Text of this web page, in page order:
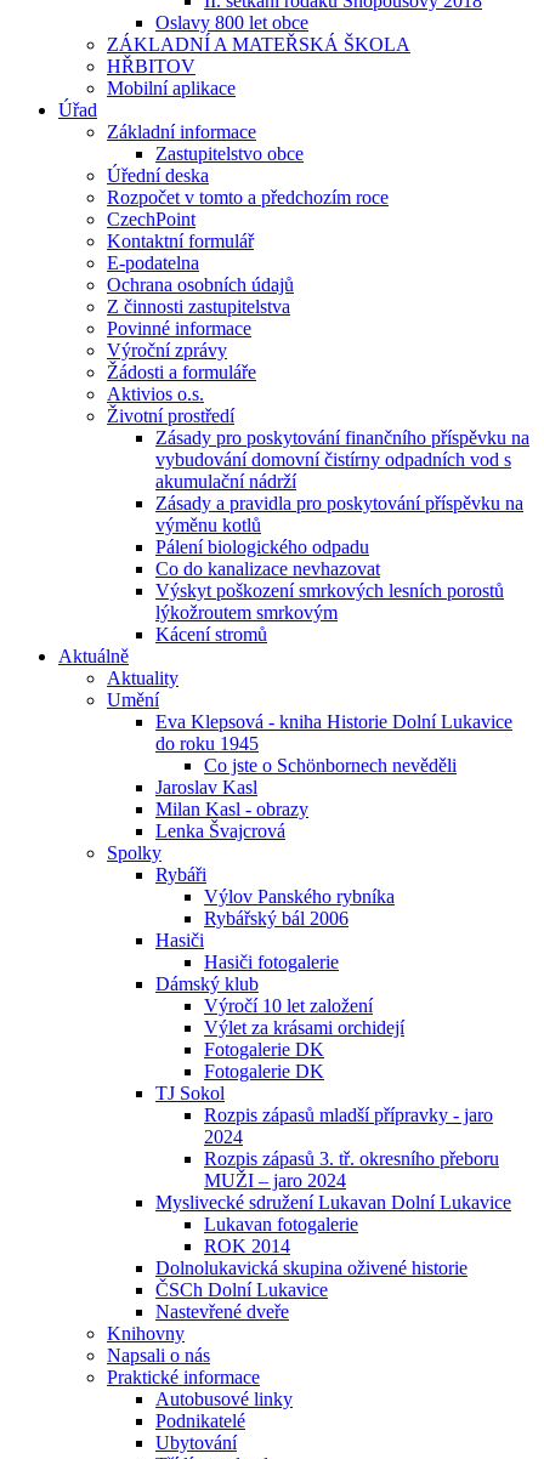
Oslavy 800 let obce
ZÁKLADNÍ A MATEŘSKÁ ŠKOLA
HŘBITOV
Mobilní aplikace
Úřad
Základní informace
Zastupitelstvo obce
Úřední deska
Rozpočet v tomto a předchozím roce
CzechPoint
Kontaktní formulář
E-podatelna
Ochrana osobních údajů
Z činnosti zastupitelstva
Povinné informace
Výroční zprávy
Žádosti a formuláře
Aktivios o.s.
Životní prostředí
Zásady pro poskytování finančního příspěvku na
vybudování domovní čistírny odpadních vod s
akumulační nádrží
Zásady a pravidla pro poskytování příspěvku na
výměnu kotlů
Pálení biologického odpadu
Co do kanalizace nevhazovat
Výskyt poškození smrkových lesních porostů
lýkožroutem smrkovým
Kácení stromů
Aktuálně
Aktuality
Umění
Eva Klepsová - kniha Historie Dolní Lukavice
do roku 1945
Co jste o Schönbornech nevěděli
Jaroslav Kasl
Milan Kasl - obrazy
Lenka Švajcrová
Spolky
Rybáři
Výlov Panského rybníka
Rybářský bál 2006
Hasiči
Hasiči fotogalerie
Dámský klub
Výročí 10 let založení
Výlet za krásami orchidejí
Fotogalerie DK
Fotogalerie DK
TJ Sokol
Rozpis zápasů mladší přípravky - jaro
2024
Rozpis zápasů 3. tř. okresního přeboru
MUŽI – jaro 2024
Myslivecké sdružení Lukavan Dolní Lukavice
Lukavan fotogalerie
ROK 2014
Dolnolukavická skupina oživené historie
ČSCh Dolní Lukavice
Nastevřené dveře
Knihovny
Napsali o nás
Praktické informace
Autobusové linky
Podnikatelé
Ubytování